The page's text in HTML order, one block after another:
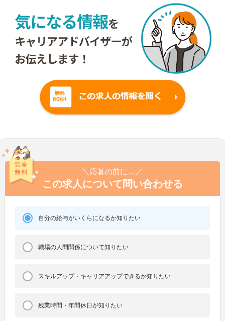
＼応募の前に…／
この求人について問い合わせる
自分の給与がいくらになるか知りたい
職場の人間関係について知りたい
スキルアップ・キャリアアップできるか知りたい
残業時間・年間休日が知りたい